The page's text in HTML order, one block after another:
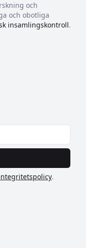
och
och obotliga
insamlingskontroll.
.